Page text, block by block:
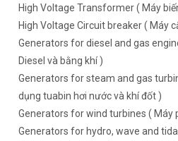
High Voltage Transformer ( Máy
High Voltage Circuit breaker ( Máy
Generators for diesel and gas
Diesel và bằng khí )
Generators for steam and gas
dụng tuabin hơi nước và khí đốt )
Generators for wind turbines ( Máy
Generators for hydro, wave and